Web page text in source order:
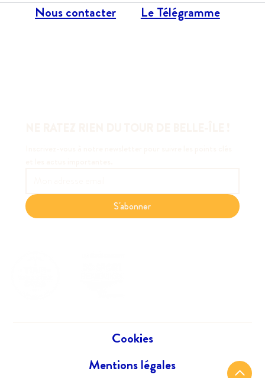
S'abonner
Le Télégramme
Nous contacter
Mentions légales
Cookies